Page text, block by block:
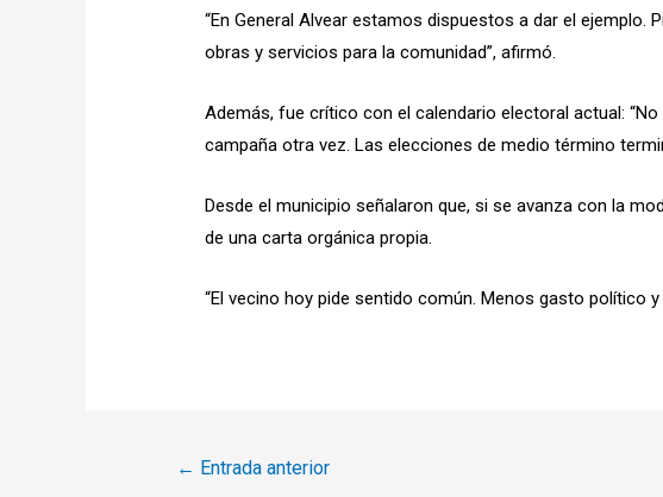
“En General Alvear estamos dispuestos a dar el
obras y servicios para la comunidad”, afirmó.
Además, fue crítico con el calendario electoral actual:
campaña otra vez. Las elecciones de medio término
Desde el municipio señalaron que, si se avanza con la
de una carta orgánica propia.
“El vecino hoy pide sentido común. Menos gasto político
Navegación
← Entrada anterior